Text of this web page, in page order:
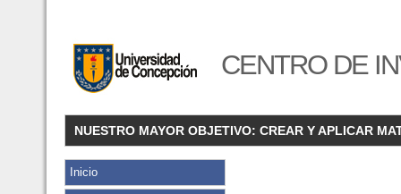
CENTRO DE
NUESTRO MAYOR OBJETIVO: CREAR Y APLICAR
Inicio